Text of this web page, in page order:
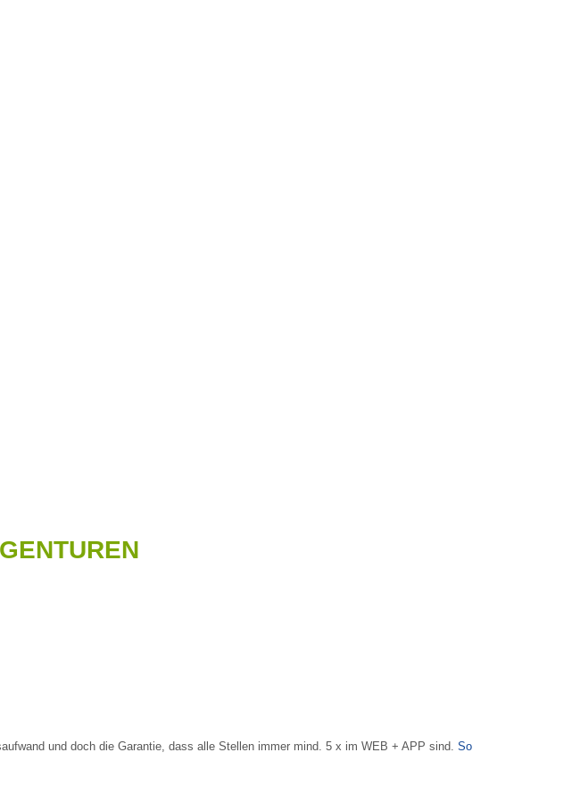
und doch die Garantie, dass alle Stellen immer mind. 5 x im WEB + APP sind. So